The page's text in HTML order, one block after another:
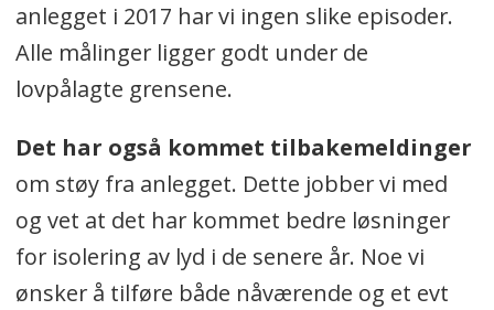
anlegget i 2017 har vi ingen slike episoder.
Alle målinger ligger godt under de
lovpålagte grensene.
Det har også kommet tilbakemeldinger
om støy fra anlegget. Dette jobber vi med
og vet at det har kommet bedre løsninger
for isolering av lyd i de senere år. Noe vi
ønsker å tilføre både nåværende og et evt